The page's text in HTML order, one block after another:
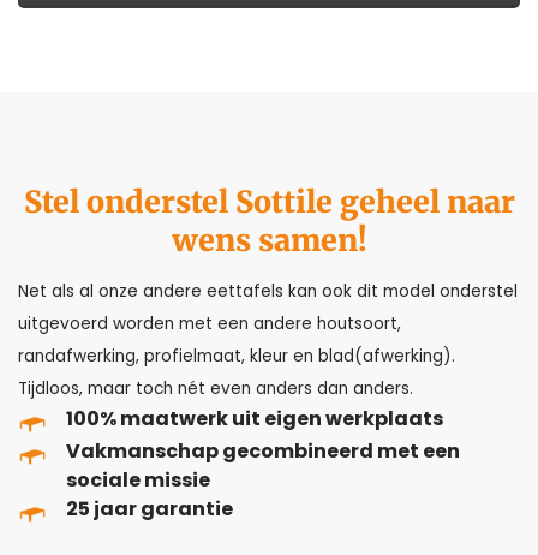
Stel onderstel Sottile geheel naar
wens samen!
Net als al onze andere eettafels kan ook dit model onderstel
uitgevoerd worden met een andere houtsoort,
randafwerking, profielmaat, kleur en blad(afwerking).
Tijdloos, maar toch nét even anders dan anders.
100% maatwerk uit eigen werkplaats
Vakmanschap gecombineerd met een
sociale missie
25 jaar garantie